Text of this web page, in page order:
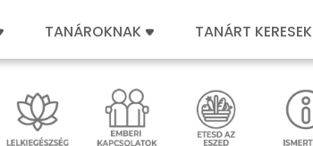
TANÁROKNAK TANÁRT KERESEK